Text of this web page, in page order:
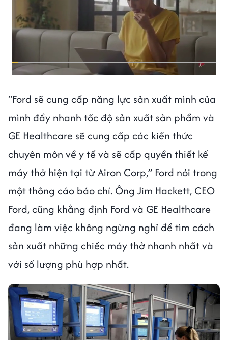
“Ford sẽ cung cấp năng lực sản xuất mình của
mình đẩy nhanh tốc độ sản xuất sản phẩm và
GE Healthcare sẽ cung cấp các kiến thức
chuyên môn về y tế và sẽ cấp quyền thiết kế
máy thở hiện tại từ Airon Corp,” Ford nói trong
một thông cáo báo chí. Ông Jim Hackett, CEO
Ford, cũng khẳng định Ford và GE Healthcare
đang làm việc không ngừng nghỉ để tìm cách
sản xuất những chiếc máy thở nhanh nhất và
với số lượng phù hợp nhất.